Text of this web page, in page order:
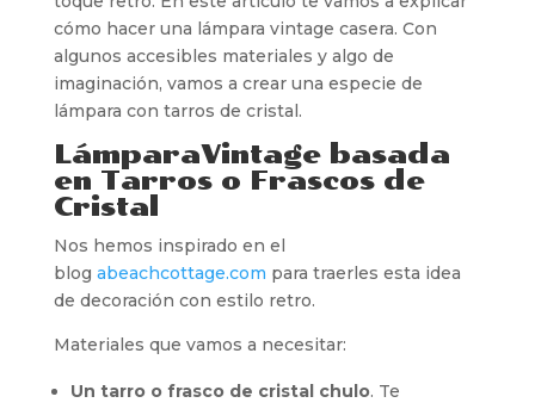
cómo hacer una lámpara vintage casera. Con
algunos accesibles materiales y algo de
imaginación, vamos a crear una especie de
lámpara con tarros de cristal.
LámparaVintage basada
en Tarros o Frascos de
Cristal
Nos hemos inspirado en el
blog abeachcottage.com para traerles esta idea
de decoración con estilo retro.
Materiales que vamos a necesitar:
Un tarro o frasco de cristal chulo. Te